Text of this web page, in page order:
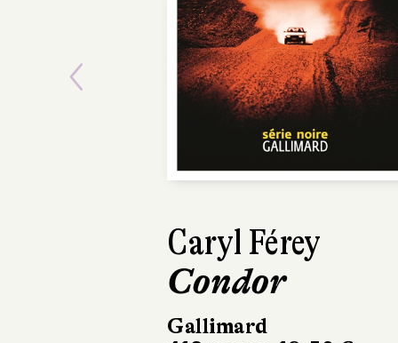
Doa
L’Honorable
société
Previous